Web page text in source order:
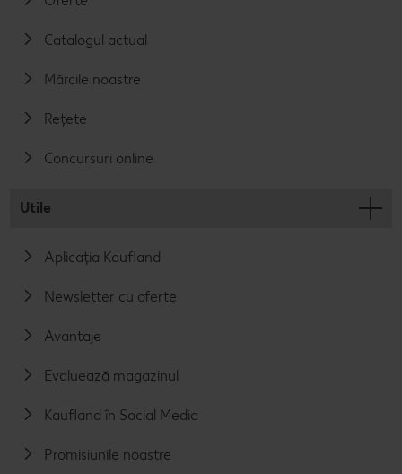
Catalogul actual
Mărcile noastre
Rețete
Concursuri online
Utile
Aplicația Kaufland
Newsletter cu oferte
Avantaje
Evaluează magazinul
Kaufland în Social Media
Promisiunile noastre